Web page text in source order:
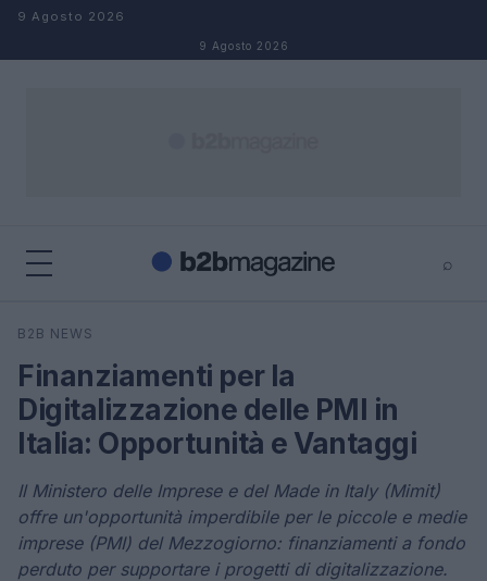
Salta al contenuto
9 Agosto 2026
9 Agosto 2026
⌕
Cerca
B2B NEWS
Finanziamenti per la
Digitalizzazione delle PMI in
Italia: Opportunità e Vantaggi
Il Ministero delle Imprese e del Made in Italy (Mimit)
offre un'opportunità imperdibile per le piccole e medie
imprese (PMI) del Mezzogiorno: finanziamenti a fondo
perduto per supportare i progetti di digitalizzazione.